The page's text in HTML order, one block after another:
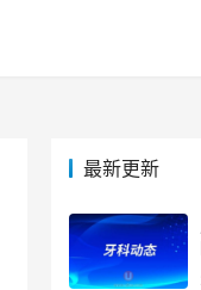
最新更新